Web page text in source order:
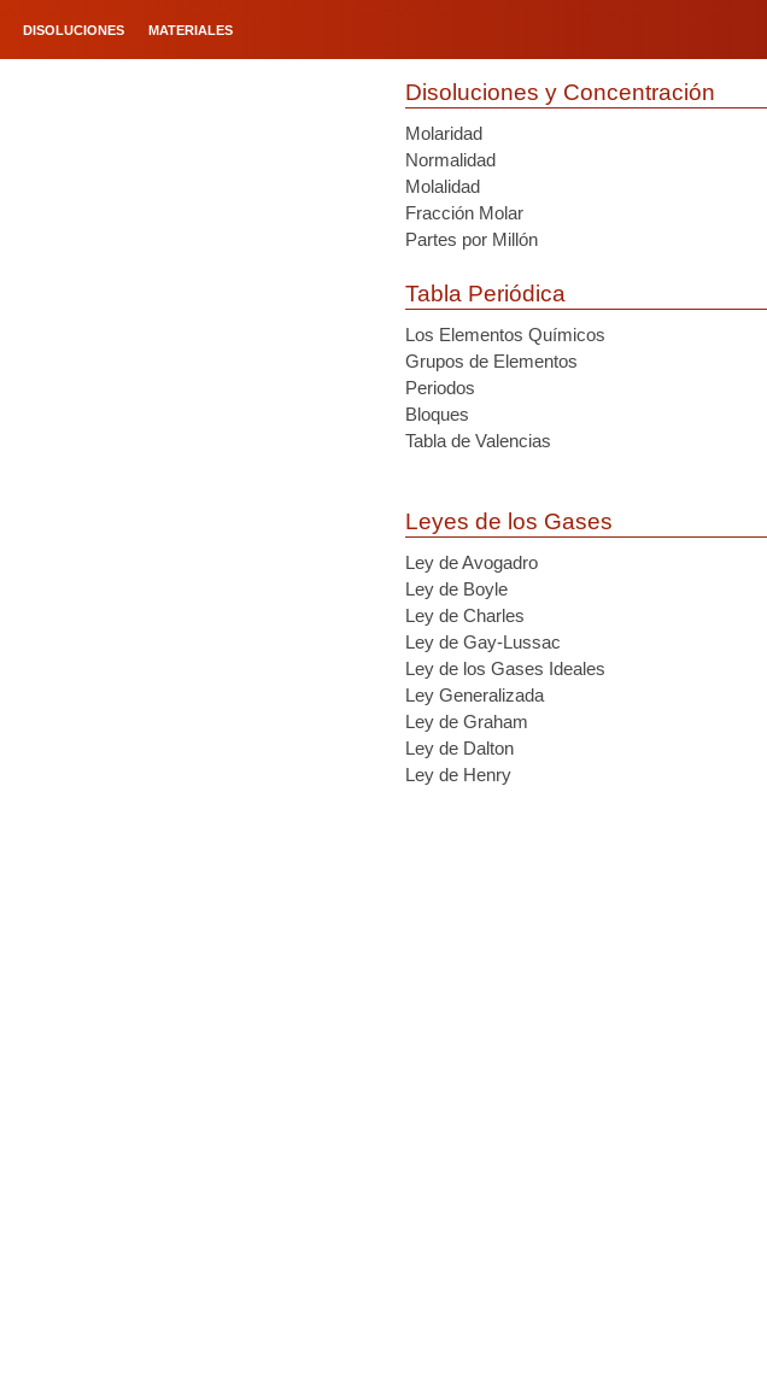
DISOLUCIONES MATERIALES
Disoluciones y Concentración
Molaridad
Normalidad
Molalidad
Fracción Molar
Partes por Millón
Tabla Periódica
Los Elementos Químicos
Grupos de Elementos
Periodos
Bloques
Tabla de Valencias
Leyes de los Gases
Ley de Avogadro
Ley de Boyle
Ley de Charles
Ley de Gay-Lussac
Ley de los Gases Ideales
Ley Generalizada
Ley de Graham
Ley de Dalton
Ley de Henry